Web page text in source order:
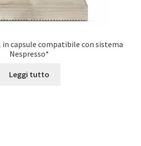
in capsule compatibile con sistema
Nespresso*
Leggi tutto